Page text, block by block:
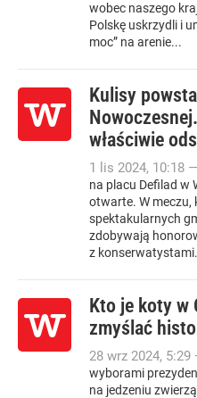
wobec naszego
Polskę uskrzydli i
moc” na arenie...
Kulisy
właściwie
1 lis 2024, 10:18 —
na placu Defilad w
otwarte. W meczu,
spektakularnych
zdobywają
z
Kto je koty w
zmyślać
28 wrz 2024, 5:29
wyborami
na jedzeniu